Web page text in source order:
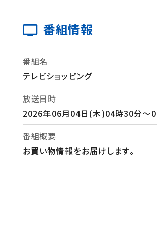
番組情報
番組名
テレビショッピング
放送日時
2026年06月04日(木)04時30分～
番組概要
お買い物情報をお届けします。